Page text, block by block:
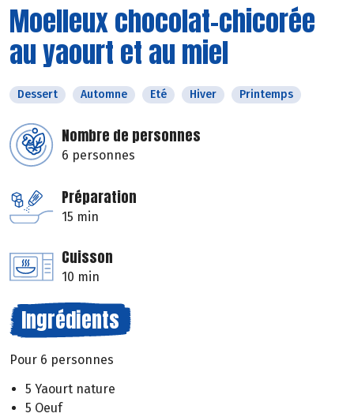
Moelleux chocolat-chicorée
au yaourt et au miel
Dessert Automne Eté Hiver Printemps
Nombre de personnes
6 personnes
Préparation
15 min
Cuisson
10 min
Ingrédients
Pour 6 personnes
5 Yaourt nature
5 Oeuf